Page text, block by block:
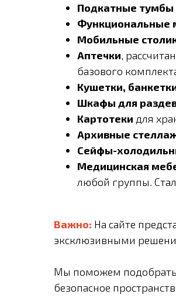
Подкатные тумбы
Функциональные
Мобильные
Аптечки,
базового
Кушетки,
Шкафы для
Картотеки для
Архивные
Сейфы-
Медицинская
любой группы.
Важно: На сайте
эксклюзивными
Мы поможем подобрать
безопасное